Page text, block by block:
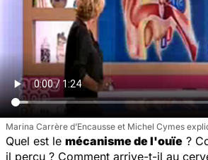
Marina Carrère d’Encausse et Michel Cymes
Quel est le mécanisme de l'ouïe ?
il perçu ? Comment arrive-t-il au